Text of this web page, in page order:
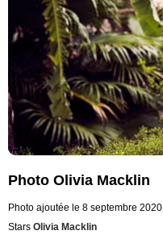
Photo Olivia Macklin
Photo ajoutée le 8 septembre 2020
Stars Olivia Macklin